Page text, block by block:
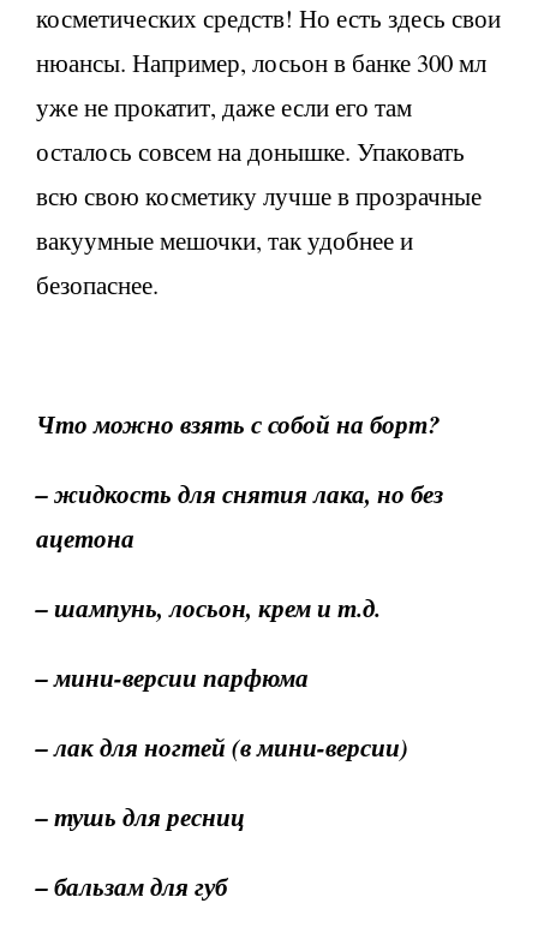
косметических средств! Но есть здесь свои
нюансы. Например, лосьон в банке 300 мл
уже не прокатит, даже если его там
осталось совсем на донышке. Упаковать
всю свою косметику лучше в прозрачные
вакуумные мешочки, так удобнее и
безопаснее.
Что можно взять с собой на борт?
– жидкость для снятия лака, но без
ацетона
– шампунь, лосьон, крем и т.д.
– мини-версии парфюма
– лак для ногтей (в мини-версии)
– тушь для ресниц
– бальзам для губ